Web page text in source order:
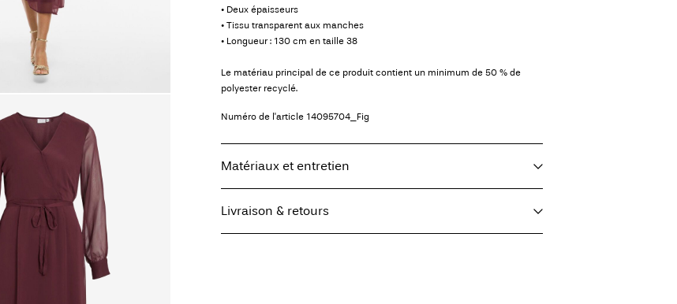
• Deux épaisseurs
• Tissu transparent aux manches
• Longueur : 130 cm en taille 38
Le matériau principal de ce produit contient un minimum de 50 % de
polyester recyclé.
Numéro de l'article 14095704_Fig
Matériaux et entretien
Livraison & retours